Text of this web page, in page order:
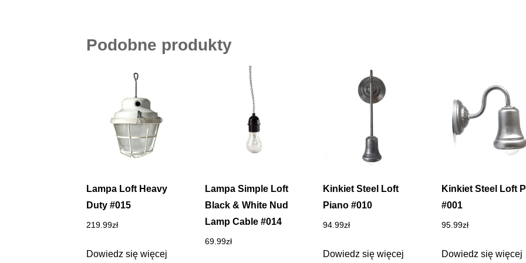
Podobne produkty
Lampa Loft Heavy
Duty #015
219.99zł
Dowiedz się więcej
Lampa Simple Loft
Black & White Nud
Lamp Cable #014
69.99zł
Kinkiet Steel Loft
Piano #010
94.99zł
Dowiedz się więcej
Kinkiet Steel Loft
#001
95.99zł
Dowiedz się więcej